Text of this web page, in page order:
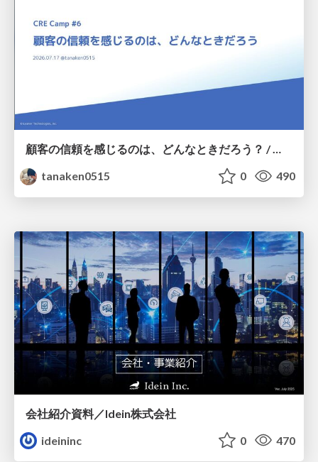
顧客の信頼を感じるのは、どんなときだろう？ / When do you feel a customer's trust?
tanaken0515
0 490
会社紹介資料／Idein株式会社
ideininc
0 470